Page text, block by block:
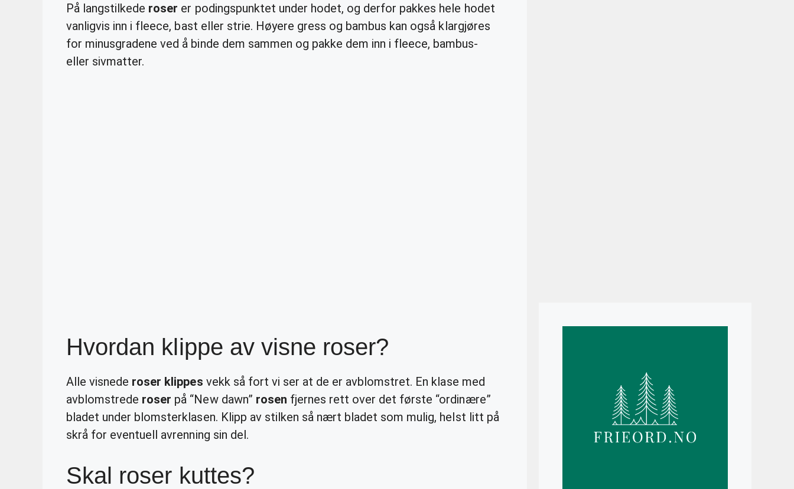
På langstilkede roser er podingspunktet under hodet, og derfor pakkes hele hodet
vanligvis inn i fleece, bast eller strie. Høyere gress og bambus kan også klargjøres
for minusgradene ved å binde dem sammen og pakke dem inn i fleece, bambus-
eller sivmatter.
Hvordan klippe av visne roser?
Alle visnede roser klippes vekk så fort vi ser at de er avblomstret. En klase med
avblomstrede roser på “New dawn” rosen fjernes rett over det første “ordinære”
bladet under blomsterklasen. Klipp av stilken så nært bladet som mulig, helst litt på
skrå for eventuell avrenning sin del.
Skal roser kuttes?